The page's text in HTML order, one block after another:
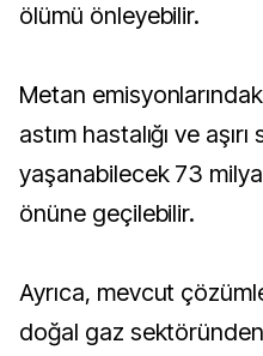
ölümü önleyebilir.
Metan
astım hastalığı ve
yaşanabilecek 73
önüne geçilebilir.
Ayrıca, mevcut
doğal gaz